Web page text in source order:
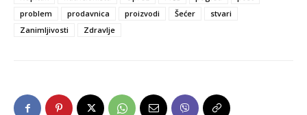
problem
prodavnica proizvodi Šećer
stvari
Zanimljivosti
Zdravlje